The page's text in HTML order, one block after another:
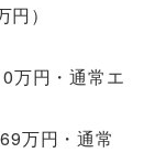
）
万円・通常エ
万円・通常